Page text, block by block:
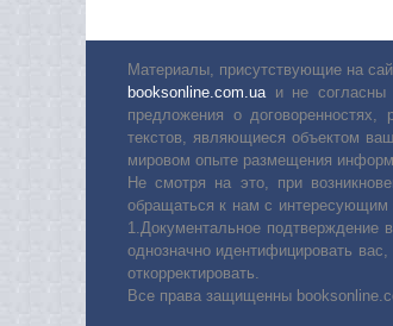
Материалы, присутствующие на
booksonline.com.ua и не согласны
предложения о
текстов, являющиеся объектом
мировом опыте размещения
Не смотря на это, при
обращаться к нам с интересующим
1.Документальное подтверждение
однозначно идентифицировать
откорректировать.
Все права защищенны